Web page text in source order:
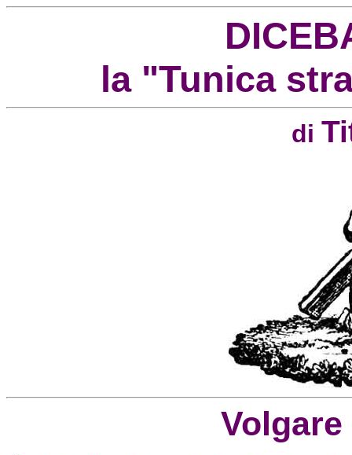
la "Tunica
di